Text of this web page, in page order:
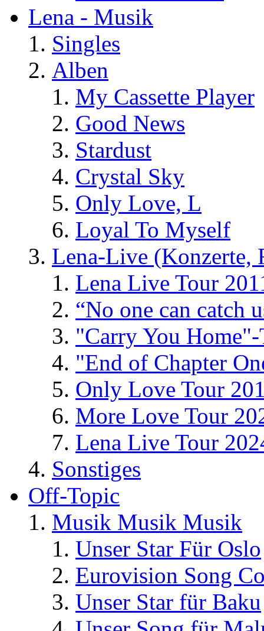
Lena - Musik
Singles
Alben
My Cassette Player
Good News
Stardust
Crystal Sky
Only Love, L
Loyal To Myself
Lena-Live (Konzerte,
Lena Live Tour
“No one can catch
"Carry You
"End of Chapter
Only Love Tour
More Love Tour
Lena Live Tour
Sonstiges
Off-Topic
Musik Musik Musik
Unser Star Für Oslo
Eurovision Song
Unser Star für Baku